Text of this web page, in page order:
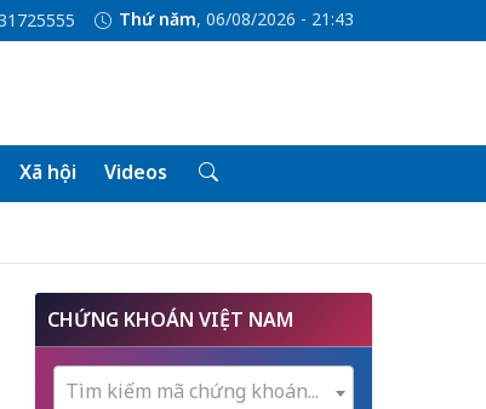
Thứ năm, 06/08/2026 - 21:43
Xã hội Videos
CHỨNG KHOÁN VIỆT NAM
Tìm kiếm mã chứng khoán...